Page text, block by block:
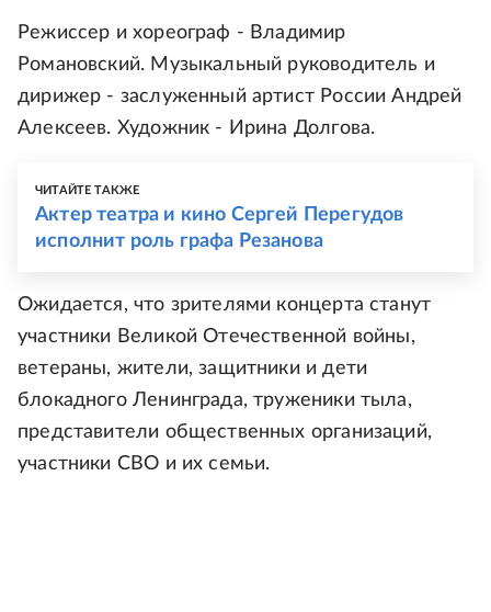
Режиссер и хореограф - Владимир
Романовский. Музыкальный руководитель и
дирижер - заслуженный артист России Андрей
Алексеев. Художник - Ирина Долгова.
ЧИТАЙТЕ ТАКЖЕ
Актер театра и кино Сергей Перегудов
исполнит роль графа Резанова
Ожидается, что зрителями концерта станут
участники Великой Отечественной войны,
ветераны, жители, защитники и дети
блокадного Ленинграда, труженики тыла,
представители общественных организаций,
участники СВО и их семьи.